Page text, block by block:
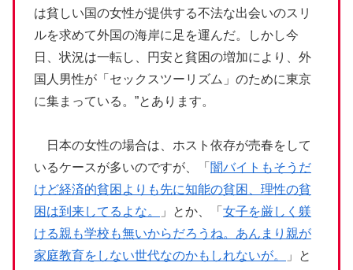
は貧しい国の女性が提供する不法な出会いのスリ
ルを求めて外国の海岸に足を運んだ。しかし今
日、状況は一転し、円安と貧困の増加により、外
国人男性が「セックスツーリズム」のために東京
に集まっている。”とあります。
日本の女性の場合は、ホスト依存が売春をして
いるケースが多いのですが、「 闇バイトもそうだ
けど経済的貧困よりも先に知能の貧困、理性の貧
困は到来してるよな。
」とか、「 女子を厳しく躾
ける親も学校も無いからだろうね。あんまり親が
家庭教育をしない世代なのかもしれないが。
」と